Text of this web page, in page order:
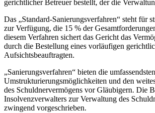
gerichtlicher Betreuer bestellt, der die
Das „Standard-Sanierungsverfahren“ steht für
zur Verfügung, die 15 % der
diesem Verfahren sichert das Gericht das
durch die Bestellung eines vorläufigen
Aufsichtsbeauftragten.
„Sanierungsverfahren“ bieten die umfassendsten
Umstrukturierungsmöglichkeiten und den
des Schuldnervermögens vor Gläubigern. Die
Insolvenzverwalters zur Verwaltung des
zwingend vorgeschrieben.